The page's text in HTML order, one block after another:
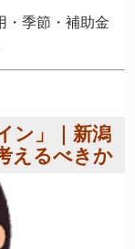
・季節・補助金
ン」｜新潟
えるべきか